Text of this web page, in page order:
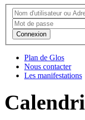
Connexion
Plan de Glos
Nous contacter
Les manifestations